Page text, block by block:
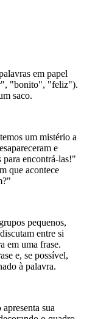
em papel
"bonito", "feliz").
saco.
um mistério a
e
para encontrá-las!"
que acontece
pequenos,
entre si
em uma frase.
e, se possível,
à palavra.
sua